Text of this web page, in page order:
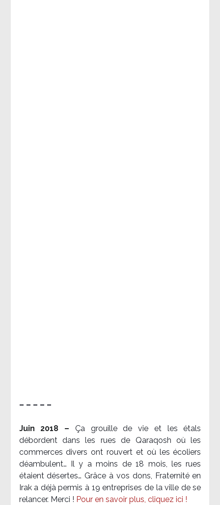
– – – – –
Juin 2018 – Ça grouille de vie et les étals
débordent dans les rues de Qaraqosh où les
commerces divers ont rouvert et où les écoliers
déambulent… Il y a moins de 18 mois, les rues
étaient désertes… Grâce à vos dons, Fraternité en
Irak a déjà permis à 19 entreprises de la ville de se
relancer. Merci ! Pour en savoir plus, cliquez ici !